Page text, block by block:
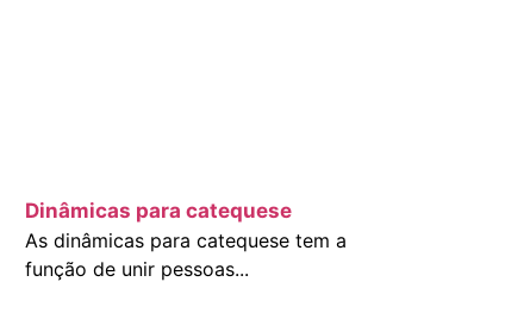
Dinâmicas para catequese
As dinâmicas para catequese tem a
função de unir pessoas...